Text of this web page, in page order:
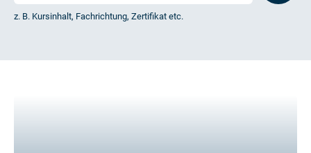
z. B. Kursinhalt, Fachrichtung, Zertifikat etc.